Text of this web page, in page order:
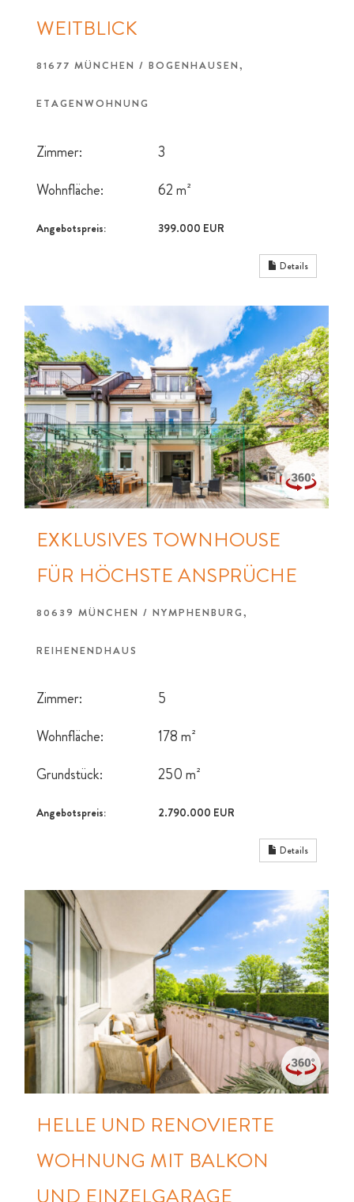
WEITBLICK
81677 MÜNCHEN / BOGENHAUSEN,
ETAGENWOHNUNG
Zimmer:
3
Wohnfläche:
62 m²
Angebotspreis: 399.000 EUR
Details
EXKLUSIVES TOWNHOUSE
FÜR HÖCHSTE ANSPRÜCHE
80639 MÜNCHEN / NYMPHENBURG,
REIHENENDHAUS
Zimmer:
5
Wohnfläche:
178 m²
Grundstück:
250 m²
Angebotspreis: 2.790.000 EUR
Details
HELLE UND RENOVIERTE
WOHNUNG MIT BALKON
UND EINZELGARAGE